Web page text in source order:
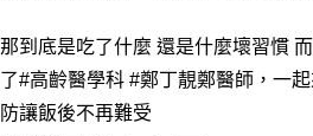
那到底是吃了什麼 還是什麼壞習慣
了#高齡醫學科 #鄭丁靚鄭醫師，一
防讓飯後不再難受